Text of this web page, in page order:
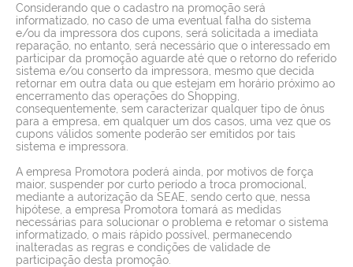
Considerando que o cadastro na promoção será
informatizado, no caso de uma eventual falha do sistema
e/ou da impressora dos cupons, será solicitada a imediata
reparação, no entanto, será necessário que o interessado em
participar da promoção aguarde até que o retorno do referido
sistema e/ou conserto da impressora, mesmo que decida
retornar em outra data ou que estejam em horário próximo ao
encerramento das operações do Shopping,
consequentemente, sem caracterizar qualquer tipo de ônus
para a empresa, em qualquer um dos casos, uma vez que os
cupons válidos somente poderão ser emitidos por tais
sistema e impressora.
A empresa Promotora poderá ainda, por motivos de força
maior, suspender por curto período a troca promocional,
mediante a autorização da SEAE, sendo certo que, nessa
hipótese, a empresa Promotora tomará as medidas
necessárias para solucionar o problema e retomar o sistema
informatizado, o mais rápido possível, permanecendo
inalteradas as regras e condições de validade de
participação desta promoção.